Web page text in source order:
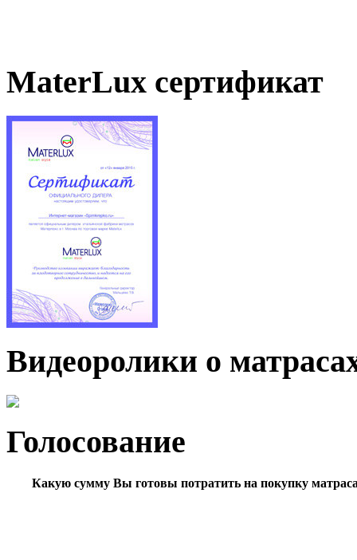
MaterLux сертификат
Видеоролики о
Голосование
Какую сумму Вы готовы потратить на покупку